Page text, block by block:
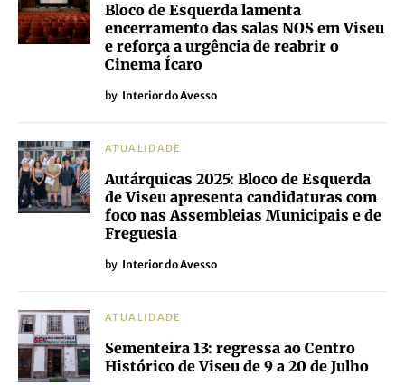
Bloco de Esquerda lamenta
encerramento das salas NOS em Viseu
e reforça a urgência de reabrir o
Cinema Ícaro
by Interior do Avesso
ATUALIDADE
Autárquicas 2025: Bloco de Esquerda
de Viseu apresenta candidaturas com
foco nas Assembleias Municipais e de
Freguesia
by Interior do Avesso
ATUALIDADE
Sementeira 13: regressa ao Centro
Histórico de Viseu de 9 a 20 de Julho